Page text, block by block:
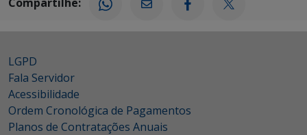
LGPD
Fala Servidor
Acessibilidade
Ordem Cronológica de Pagamentos
Planos de Contratações Anuais